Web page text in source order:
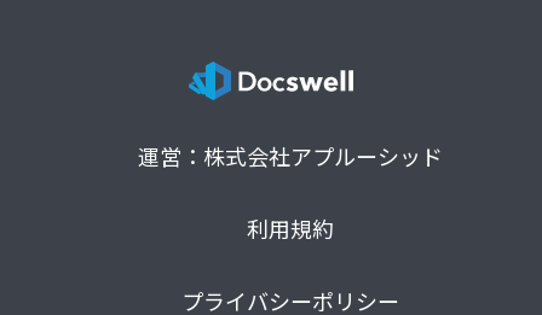
運営：株式会社アプルーシッド
利用規約
プライバシーポリシー